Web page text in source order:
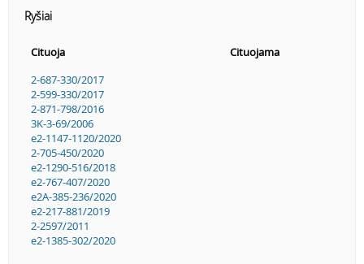
Ryšiai
Cituoja
Cituojama
2-687-330/2017
2-599-330/2017
2-871-798/2016
3K-3-69/2006
e2-1147-1120/2020
2-705-450/2020
e2-1290-516/2018
e2-767-407/2020
e2A-385-236/2020
e2-217-881/2019
2-2597/2011
e2-1385-302/2020